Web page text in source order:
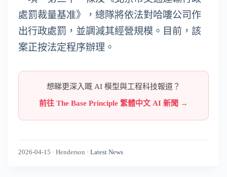
處罰裁量基准》，總隊將依法對哈嘍公司作
出行政處罰，並調減其經營規模。目前，該
案正按法定程序辦理。
想睇更深入嘅 AI 模型與工程科技報道？
前往 The Base Principle 繁體中文 AI 新聞 →
2026-04-15 · Henderson · Latest News